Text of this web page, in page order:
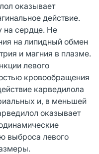
оказывает
действие.
на сердце. Не
на липидный обмен
и магния в плазме.
левого
кровообращения
карведилола
и, в меньшей
оказывает
выброса левого